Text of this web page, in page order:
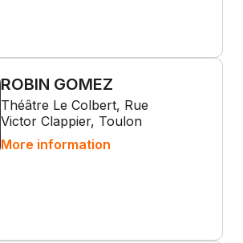
ROBIN GOMEZ
Théâtre Le Colbert, Rue
Victor Clappier, Toulon
More information